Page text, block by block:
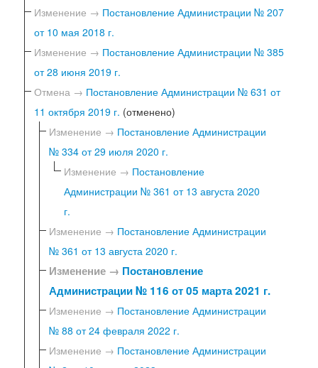
Изменение → Постановление Администрации № 207
от 10 мая 2018 г.
Изменение → Постановление Администрации № 385
от 28 июня 2019 г.
Отмена → Постановление Администрации № 631 от
11 октября 2019 г. (отменено)
Изменение → Постановление Администрации
№ 334 от 29 июля 2020 г.
Изменение → Постановление
Администрации № 361 от 13 августа 2020
г.
Изменение → Постановление Администрации
№ 361 от 13 августа 2020 г.
Изменение → Постановление
Администрации № 116 от 05 марта 2021 г.
Изменение → Постановление Администрации
№ 88 от 24 февраля 2022 г.
Изменение → Постановление Администрации